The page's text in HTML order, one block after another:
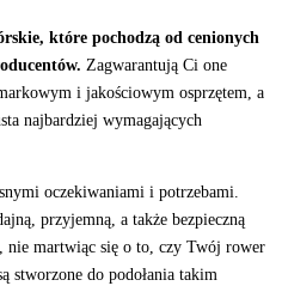
które pochodzą od cenionych
Zagwarantują Ci one
i jakościowym osprzętem, a
najbardziej wymagających
oczekiwaniami i potrzebami.
przyjemną, a także bezpieczną
nie martwiąc się o to, czy Twój rower
stworzone do podołania takim